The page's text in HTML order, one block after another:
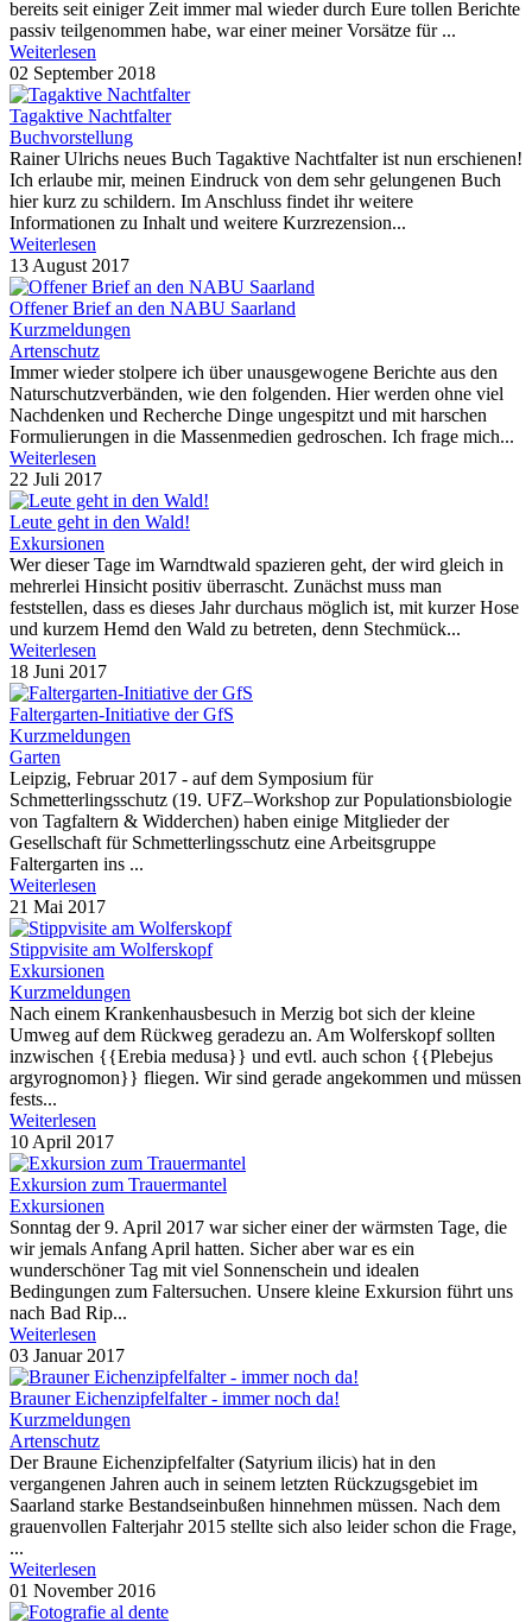
bereits seit einiger Zeit immer mal wieder durch Eure tollen Berichte
passiv teilgenommen habe, war einer meiner Vorsätze für ...
Weiterlesen
02 September 2018
Tagaktive Nachtfalter
Buchvorstellung
Rainer Ulrichs neues Buch Tagaktive Nachtfalter ist nun erschienen!
Ich erlaube mir, meinen Eindruck von dem sehr gelungenen Buch
hier kurz zu schildern. Im Anschluss findet ihr weitere
Informationen zu Inhalt und weitere Kurzrezension...
Weiterlesen
13 August 2017
Offener Brief an den NABU Saarland
Kurzmeldungen
Artenschutz
Immer wieder stolpere ich über unausgewogene Berichte aus den
Naturschutzverbänden, wie den folgenden. Hier werden ohne viel
Nachdenken und Recherche Dinge ungespitzt und mit harschen
Formulierungen in die Massenmedien gedroschen. Ich frage mich...
Weiterlesen
22 Juli 2017
Leute geht in den Wald!
Exkursionen
Wer dieser Tage im Warndtwald spazieren geht, der wird gleich in
mehrerlei Hinsicht positiv überrascht. Zunächst muss man
feststellen, dass es dieses Jahr durchaus möglich ist, mit kurzer Hose
und kurzem Hemd den Wald zu betreten, denn Stechmück...
Weiterlesen
18 Juni 2017
Faltergarten-Initiative der GfS
Kurzmeldungen
Garten
​Leipzig, Februar 2017 - auf dem Symposium für
Schmetterlingsschutz (19. UFZ–Workshop zur Populationsbiologie
von Tagfaltern & Widderchen) haben einige Mitglieder der
Gesellschaft für Schmetterlingsschutz eine Arbeitsgruppe
Faltergarten ins ...
Weiterlesen
21 Mai 2017
Stippvisite am Wolferskopf
Exkursionen
Kurzmeldungen
Nach einem Krankenhausbesuch in Merzig bot sich der kleine
Umweg auf dem Rückweg geradezu an. Am Wolferskopf sollten
inzwischen {{Erebia medusa}} und evtl. auch schon {{Plebejus
argyrognomon}} fliegen. Wir sind gerade angekommen und müssen
fests...
Weiterlesen
10 April 2017
Exkursion zum Trauermantel
Exkursionen
​Sonntag der 9. April 2017 war sicher einer der wärmsten Tage, die
wir jemals Anfang April hatten. Sicher aber war es ein
wunderschöner Tag mit viel Sonnenschein und idealen
Bedingungen zum Faltersuchen. Unsere kleine Exkursion führt uns
nach Bad Rip...
Weiterlesen
03 Januar 2017
Brauner Eichenzipfelfalter - immer noch da!
Kurzmeldungen
Artenschutz
Der Braune Eichenzipfelfalter (Satyrium ilicis) hat in den
vergangenen Jahren auch in seinem letzten Rückzugsgebiet im
Saarland starke Bestandseinbußen hinnehmen müssen. Nach dem
grauenvollen Falterjahr 2015 stellte sich also leider schon die Frage,
...
Weiterlesen
01 November 2016